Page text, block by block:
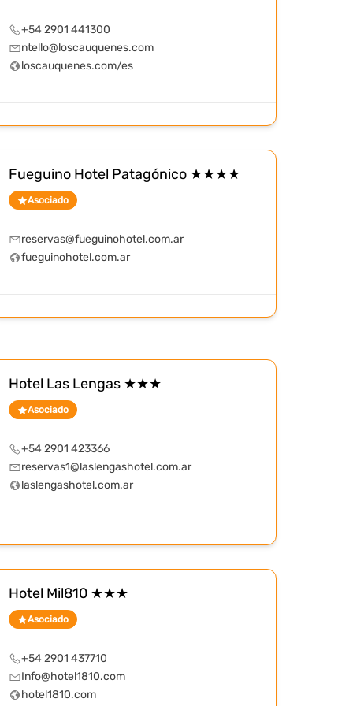
+54 2901 441300
ntello@loscauquenes.com
loscauquenes.com/es
Fueguino Hotel Patagónico ★★★★
Asociado
reservas@fueguinohotel.com.ar
fueguinohotel.com.ar
Hotel Las Lengas ★★★
Asociado
+54 2901 423366
reservas1@laslengashotel.com.ar
laslengashotel.com.ar
Hotel Mil810 ★★★
Asociado
+54 2901 437710
Info@hotel1810.com
hotel1810.com